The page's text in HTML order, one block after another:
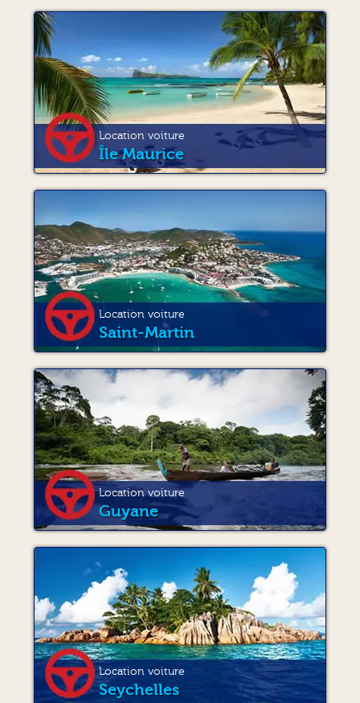
Location voiture
Île Maurice
Location voiture
Saint-Martin
Location voiture
Guyane
Location voiture
Seychelles